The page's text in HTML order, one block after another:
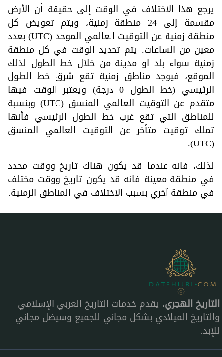
يرجع هذا الاختلاف في الوقت إلى حقيقة أن الأرض
مقسمة إلى 24 منطقة زمنية، ويتم تعويض كل
منطقة زمنية عن التوقيت العالمي الموحد (UTC) بعدد
معين من الساعات. يتم تحديد الوقت في كل منطقة
زمنية سواء بلد او مدينة من خلال خط الطول لذلك
الموقع، فيوجد مناطق زمنية تقع شرق خط الطول
الرئيسي (خط الطول 0 درجة) ويعتبر الوقت فيها
متقدم عن التوقيت العالمي المنسق (UTC) وبنسبة
للمناطق التي تقع غرب خط الطول الرئيسي فأنها
تملك توقيت متأخر عن التوقيت العالمي المنسق
(UTC).
لذلك، فانه عندما قد يكون هناك تاريخ ووقت محدد
في منطقة معينة فانه قد يكون تاريخ ووقت مختلف
في منطقة آخري بسبب الاختلاف في المناطق الزمنية.
التاريخ الهجري، يقدم خدمات التاريخ العربي الإسلامي
والتاريخ الميلادي بشكل مجاني للجميع وسيضل مجاني
للإبد.